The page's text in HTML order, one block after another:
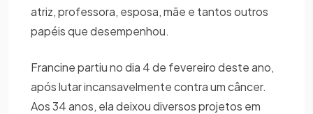
atriz, professora, esposa, mãe e tantos outros
papéis que desempenhou.
Francine partiu no dia 4 de fevereiro deste ano,
após lutar incansavelmente contra um câncer.
Aos 34 anos, ela deixou diversos projetos em